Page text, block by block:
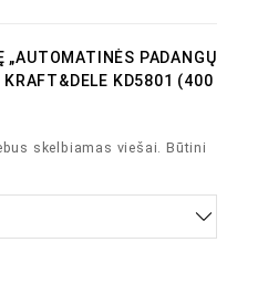
„AUTOMATINĖS PADANGŲ
KD5801 (400
skelbiamas viešai. Būtini